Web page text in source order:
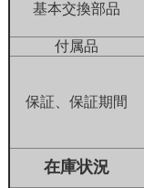
基本交換部品
付属品
保証、保証期間
在庫状況